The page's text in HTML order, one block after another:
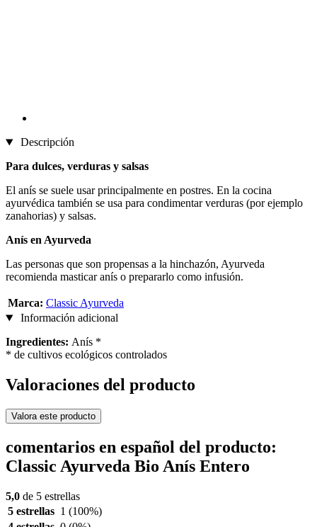
Descripción
Para dulces, verduras y salsas
El anís se suele usar principalmente en postres. En la cocina
ayurvédica también se usa para condimentar verduras (por ejemplo
zanahorias) y salsas.
Anís en Ayurveda
Las personas que son propensas a la hinchazón, Ayurveda
recomienda masticar anís o prepararlo como infusión.
Marca: Classic Ayurveda
Información adicional
Ingredientes: Anís *
* de cultivos ecológicos controlados
Valoraciones del producto
Valora este producto
comentarios en español del producto:
Classic Ayurveda Bio Anís Entero
5,0 de 5 estrellas
5 estrellas 1 (100%)